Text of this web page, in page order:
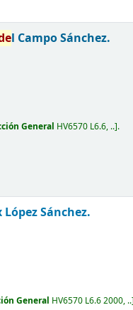
l Campo Sánchez.
General HV6570 L6.6, .. .
López Sánchez.
General HV6570 L6.6 2000, ..